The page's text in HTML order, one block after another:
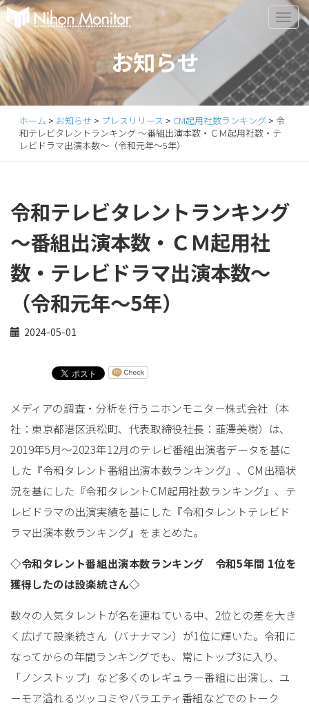
Primary
Menu
S
i
p
t
o
c
t
お知らせ
ホーム > お知らせ > プレスリリース > CM起用社数ランキング > 令
和テレビタレントランキング ～番組出演本数・ＣＭ起用社数・テ
レビドラマ出演本数～（令和元年～5年）
令和テレビタレントランキング
～番組出演本数・ＣＭ起用社
数・テレビドラマ出演本数～
（令和元年～5年）
2024-05-01
メディアの調査・分析を行うニホンモニター株式会社（本
社：東京都港区浜松町、代表取締役社長：韮澤美樹）は、
2019年5月～2023年12月のテレビ番組出演者データを基に
した『令和タレント番組出演本数ランキング』、CM出稿状
況を基にした『令和タレントCM起用社数ランキング』、テ
レビドラマの出演実績を基にした『令和タレントテレビド
ラマ出演本数ランキング』をまとめた。
◇令和タレント番組出演本数ランキング 令和5年間 1位を
獲得したのは設楽統さん◇
数々の人気タレントが名を連ねている中、2位との差を大き
く広げて設楽統さん（バナナマン）が1位に輝いた。令和に
なってからの年間ランキングでも、常にトップ3に入り、
「ノンストップ」など多くのレギュラー番組に出演し、ユ
ーモア溢れるツッコミやバラエティ番組などでのトーク